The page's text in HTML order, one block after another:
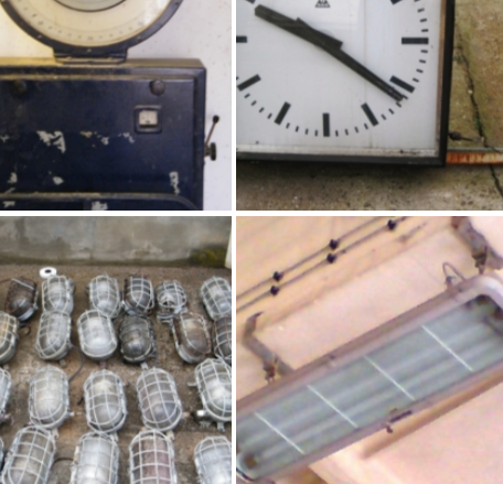
INDUSTRIEWAAGE
RAPIDO, BIS 500 KG
Deko ,Eisen
ALTE INDUSTRIEUHR, CA.
81 X 81 CM
Eisen